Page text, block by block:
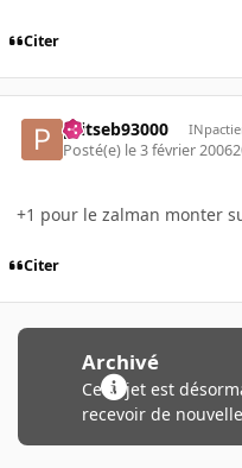
Citer
ptitseb93000
Posté(e) le 3 février 2006
+1 pour le zalman monter
Citer
Archivé
Ce sujet est
recevoir de